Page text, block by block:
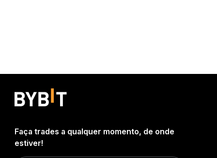
Faça trades a qualquer momento, de onde
estiver!